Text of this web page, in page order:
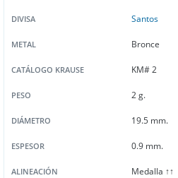
DIVISA Santos
METAL Bronce
CATÁLOGO KRAUSE KM# 2
PESO 2 g.
DIÁMETRO 19.5 mm.
ESPESOR 0.9 mm.
ALINEACIÓN Medalla ↑↑